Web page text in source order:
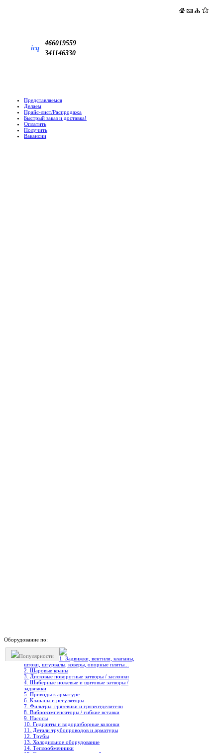
icq
466019559
341146330
Представляемся
Делаем
Прайс-лист/Распродажа
Быстрый заказ и доставка!
Оплатить
Получить
Вакансии
Оборудование по:
Популярности
1. Задвижки, вентили, клапаны,
штоки, штурвалы, коверы, опорные плиты...
2. Шаровые краны
3. Дисковые поворотные затворы / заслонки
4. Шиберные ножевые и щитовые затворы /
задвижки
5. Приводы к арматуре
6. Клапаны и регуляторы
7. Фильтры, грязевики и грязеотделители
8. Виброкомпенсаторы / гибкие вставки
9. Насосы
10. Гидранты и водоразборные колонки
11. Детали трубопроводов и арматуры
12. Трубы
13. Холодильное oборудование
14. Теплообменники